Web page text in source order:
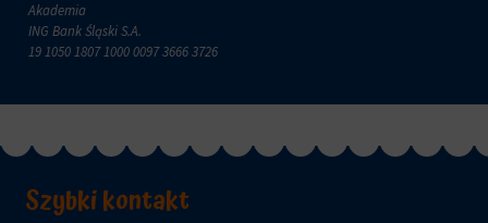
Akademia
ING Bank Śląski S.A.
19 1050 1807 1000 0097 3666 3726
Szybki kontakt